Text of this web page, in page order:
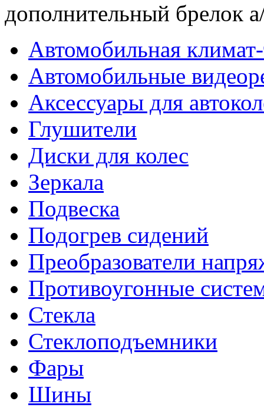
дополнительный брелок
Автомобильная
Автомобильные
Аксессуары для
Глушители
Диски для колес
Зеркала
Подвеска
Подогрев сидений
Преобразователи
Противоугонные
Стекла
Стеклоподъемники
Фары
Шины